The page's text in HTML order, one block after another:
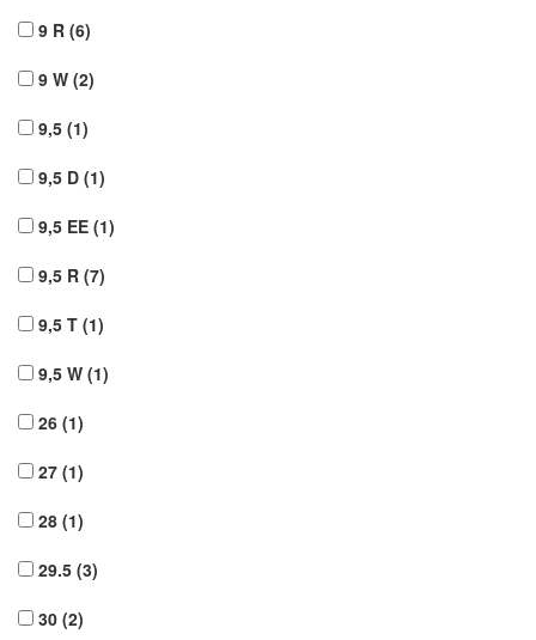
9 R (6)
9 W (2)
9,5 (1)
9,5 D (1)
9,5 EE (1)
9,5 R (7)
9,5 T (1)
9,5 W (1)
26 (1)
27 (1)
28 (1)
29.5 (3)
30 (2)